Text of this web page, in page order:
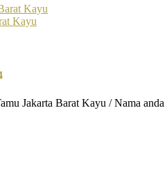
Kayu
Jakarta Barat Kayu / Nama